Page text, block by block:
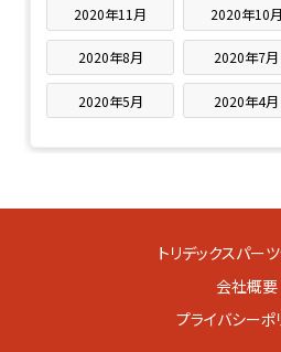
2020年11月 2020年10月
2020年8月 2020年7月
2020年5月 2020年4月
トリデックスパー
会社概要
プライバシーポ